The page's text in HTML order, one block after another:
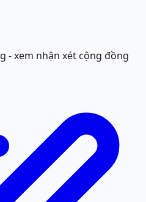
- xem nhận xét cộng đồng